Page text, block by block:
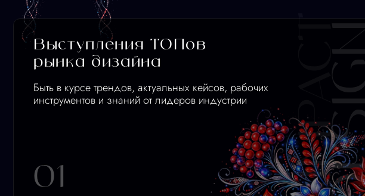
AWARDS
DESIGN
KIMPACT
Нетворкинг
Расширить круг профессиональных
контактов и связей, найти новых друзей,
партнеров, проекты или работу
02